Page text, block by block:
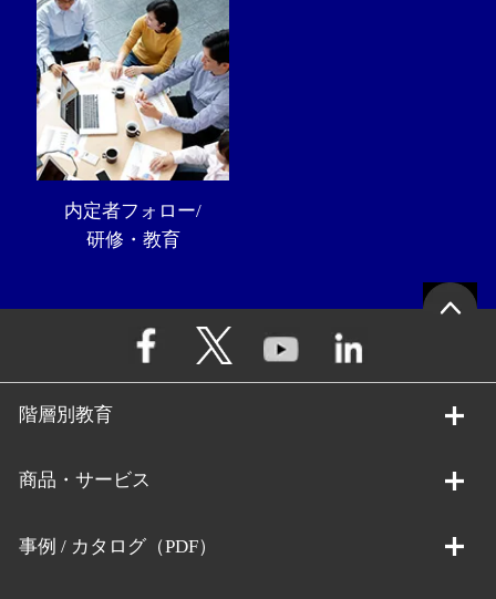
内定者フォロー/
研修・教育
階層別教育
商品・サービス
事例 / カタログ（PDF）